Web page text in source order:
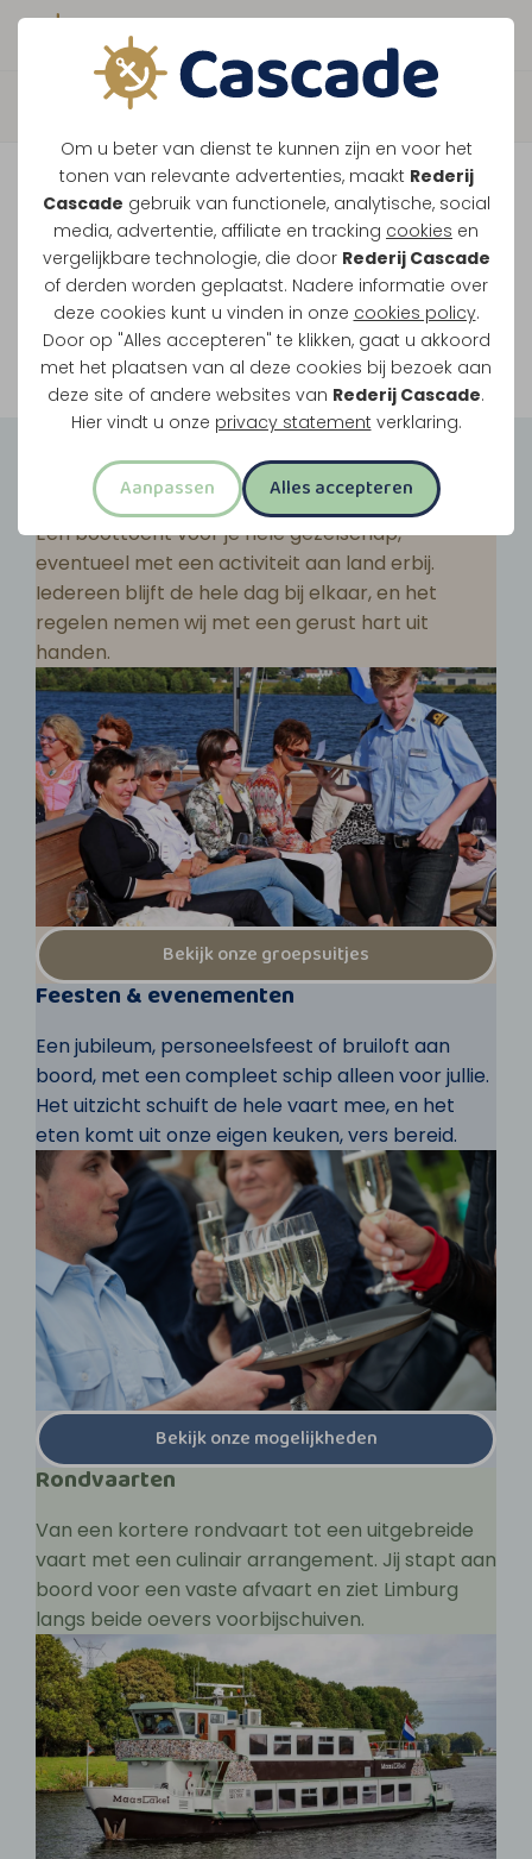
Om u beter van dienst te kunnen zijn en voor het
tonen van relevante advertenties, maakt Rederij
Cascade gebruik van functionele, analytische, social
media, advertentie, affiliate en tracking cookies en
vergelijkbare technologie, die door Rederij Cascade
of derden worden geplaatst. Nadere informatie over
deze cookies kunt u vinden in onze cookies policy.
Door op "Alles accepteren" te klikken, gaat u akkoord
met het plaatsen van al deze cookies bij bezoek aan
deze site of andere websites van Rederij Cascade.
Hier vindt u onze privacy statement verklaring.
Aanpassen Alles accepteren
Boek direct je vaart
Vaar je mee over de
Maasplassen?
Ondanks de lage waterstanden gaan
onze vaarten gewoon door.
Bekijk onze rondvaarten
Groepsuitjes
Een boottocht voor je hele gezelschap,
eventueel met een activiteit aan land erbij.
Iedereen blijft de hele dag bij elkaar, en het
regelen nemen wij met een gerust hart uit
handen.
Bekijk onze groepsuitjes
Feesten & evenementen
Een jubileum, personeelsfeest of bruiloft aan
boord, met een compleet schip alleen voor jullie.
Het uitzicht schuift de hele vaart mee, en het
eten komt uit onze eigen keuken, vers bereid.
Bekijk onze mogelijkheden
Rondvaarten
Van een kortere rondvaart tot een uitgebreide
vaart met een culinair arrangement. Jij stapt aan
boord voor een vaste afvaart en ziet Limburg
langs beide oevers voorbijschuiven.